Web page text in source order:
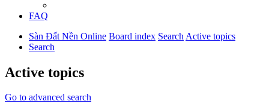
FAQ
Sàn Đất Nền Online Board index Search Active topics
Search
Active topics
Go to advanced search